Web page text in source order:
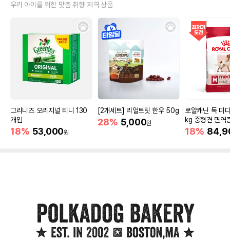
우리 아이를 위한 맞춤 취향 저격 상품
그리니즈 오리지널 티니 130
개입
18% 53,000원
[2개세트] 리얼트릿 한우 50g
28% 5,000원
로얄캐닌 독 미
kg 중형견 면역
18%